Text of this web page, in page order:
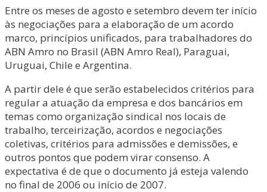
Entre os meses de agosto e setembro devem ter início
às negociações para a elaboração de um acordo
marco, princípios unificados, para trabalhadores do
ABN Amro no Brasil (ABN Amro Real), Paraguai,
Uruguai, Chile e Argentina.
A partir dele é que serão estabelecidos critérios para
regular a atuação da empresa e dos bancários em
temas como organização sindical nos locais de
trabalho, terceirização, acordos e negociações
coletivas, critérios para admissões e demissões, e
outros pontos que podem virar consenso. A
expectativa é de que o documento já esteja valendo
no final de 2006 ou início de 2007.